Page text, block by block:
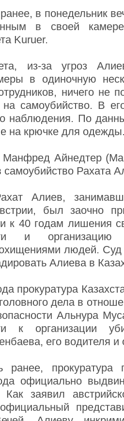
в понедельник
в своей
Kuruer.
из-за угроз
в одиночную
ничего не
самоубийство. В
наблюдения. По
на крючке для
Айнедтер
самоубийство Рахата
Алиев,
был заочно
к 40 годам лишения
и организацию
людей.
Алиева в
прокуратура
дела в
Альнура
к организации
его водителя и
ранее,
официально
заявил